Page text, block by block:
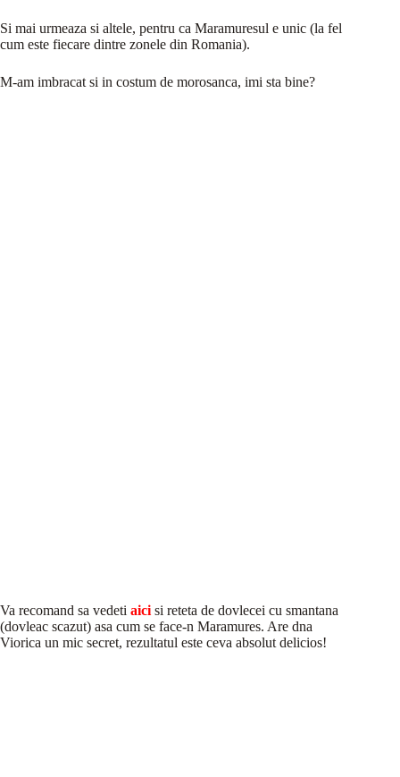
Si mai urmeaza si altele, pentru ca Maramuresul e unic (la fel
cum este fiecare dintre zonele din Romania).
M-am imbracat si in costum de morosanca, imi sta bine?
Va recomand sa vedeti aici si reteta de dovlecei cu smantana
(dovleac scazut) asa cum se face-n Maramures. Are dna
Viorica un mic secret, rezultatul este ceva absolut delicios!